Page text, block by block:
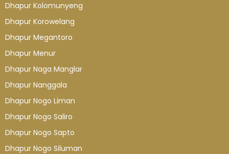
Dhapur Kolomunyeng
Dhapur Korowelang
Dhapur Megantoro
Dhapur Menur
Dhapur Naga Manglar
Dhapur Nanggala
Dhapur Nogo Liman
Dhapur Nogo Saliro
Dhapur Nogo Sapto
Dhapur Nogo Siluman